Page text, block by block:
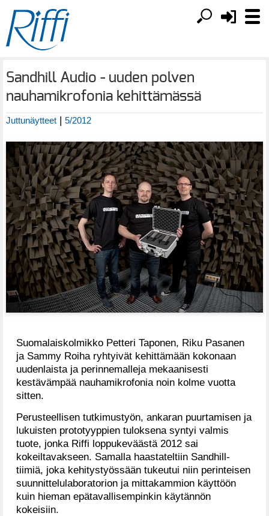
Sandhill Audio - uuden polven
nauhamikrofonia kehittämässä
Juttunäytteet | 5/2012
Suomalaiskolmikko Petteri Taponen, Riku Pasanen
ja Sammy Roiha ryhtyivät kehittämään kokonaan
uudenlaista ja perinnemalleja mekaanisesti
kestävämpää nauhamikrofonia noin kolme vuotta
sitten.
Perusteellisen tutkimustyön, ankaran puurtamisen ja
lukuisten prototyyppien tuloksena syntyi valmis
tuote, jonka Riffi loppukeväästä 2012 sai
kokeiltavakseen. Samalla haastateltiin Sandhill-
tiimiä, joka kehitystyössään tukeutui niin perinteisen
suunnittelulaboratorion ja mittakammion käyttöön
kuin hieman epätavallisempinkin käytännön
kokeisiin.